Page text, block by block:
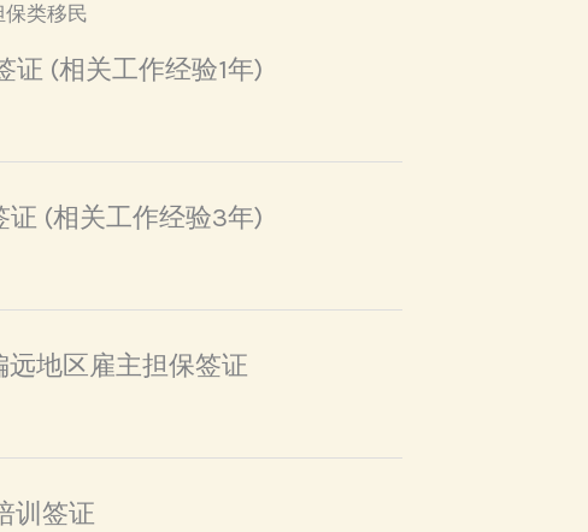
保类移民
证 (相关工作经验1年)
证 (相关工作经验3年)
远地区雇主担保签证
训签证